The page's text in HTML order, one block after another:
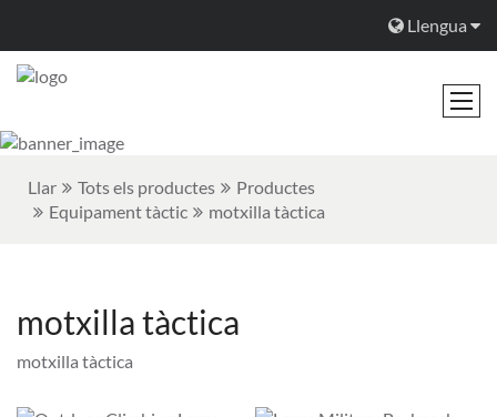
Llengua
Llar Tots els productes
Productes
Equipament tàctic
motxilla tàctica
motxilla tàctica
motxilla tàctica